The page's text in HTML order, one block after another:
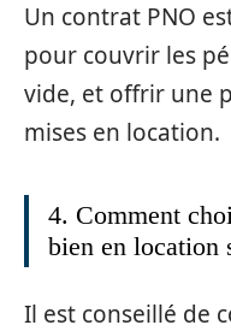
Un contrat PNO
pour couvrir les
vide, et offrir une
mises en location.
4. Comment
bien en location
Il est conseillé de